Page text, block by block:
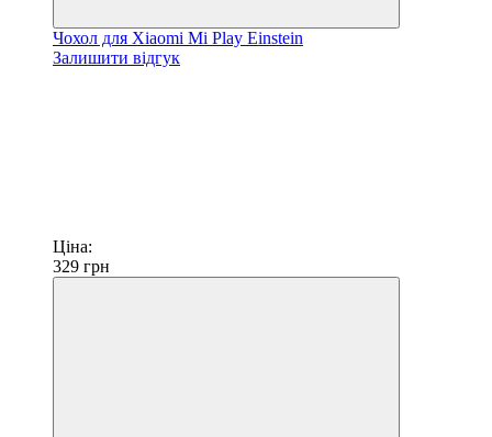
Чохол для Xiaomi Mi Play Einstein
Залишити відгук
Ціна:
329 грн